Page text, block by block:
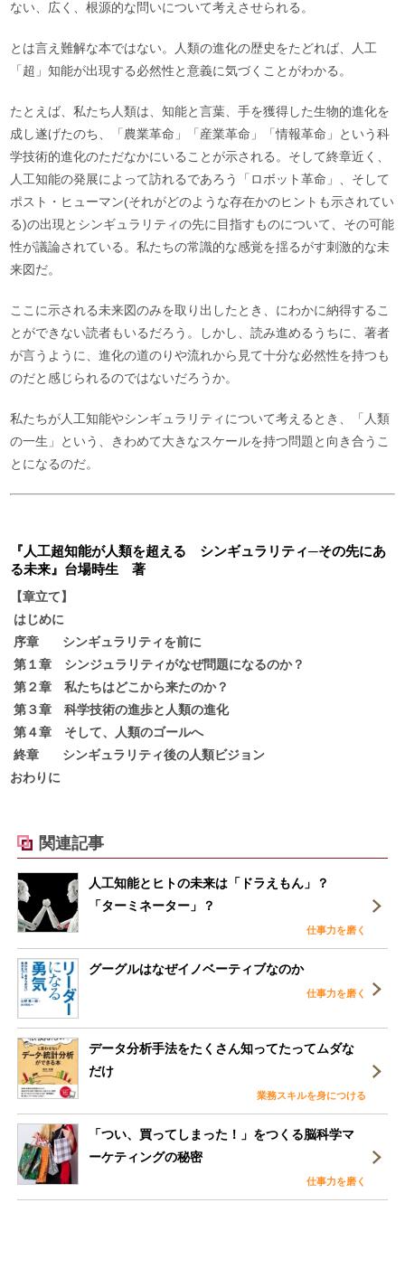
ない、広く、根源的な問いについて考えさせられる。
とは言え難解な本ではない。人類の進化の歴史をたどれば、人工
「超」知能が出現する必然性と意義に気づくことがわかる。
たとえば、私たち人類は、知能と言葉、手を獲得した生物的進化を
成し遂げたのち、「農業革命」「産業革命」「情報革命」という科
学技術的進化のただなかにいることが示される。そして終章近く、
人工知能の発展によって訪れるであろう「ロボット革命」、そして
ポスト・ヒューマン(それがどのような存在かのヒントも示されてい
る)の出現とシンギュラリティの先に目指すものについて、その可能
性が議論されている。私たちの常識的な感覚を揺るがす刺激的な未
来図だ。
ここに示される未来図のみを取り出したとき、にわかに納得するこ
とができない読者もいるだろう。しかし、読み進めるうちに、著者
が言うように、進化の道のりや流れから見て十分な必然性を持つも
のだと感じられるのではないだろうか。
私たちが人工知能やシンギュラリティについて考えるとき、「人類
の一生」という、きわめて大きなスケールを持つ問題と向き合うこ
とになるのだ。
『人工超知能が人類を超える シンギュラリティ─その先にあ
る未来』台場時生 著
【章立て】
はじめに
序章 シンギュラリティを前に
第１章 シンジュラリティがなぜ問題になるのか？
第２章 私たちはどこから来たのか？
第３章 科学技術の進歩と人類の進化
第４章 そして、人類のゴールへ
終章 シンギュラリティ後の人類ビジョン
おわりに
関連記事
人工知能とヒトの未来は「ドラえもん」？
「ターミネーター」？
仕事力を磨く
グーグルはなぜイノベーティブなのか
仕事力を磨く
データ分析手法をたくさん知ってたってムダな
だけ
業務スキルを身につける
「つい、買ってしまった！」をつくる脳科学マ
ーケティングの秘密
仕事力を磨く